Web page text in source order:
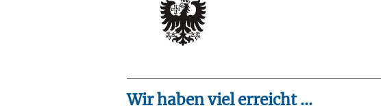
Wir haben viel erreicht ...